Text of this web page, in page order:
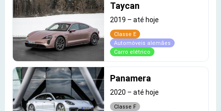
Taycan
2019 – até hoje
Classe E
Automóveis alemães
Carro elétrico
Panamera
2020 – até hoje
Classe F